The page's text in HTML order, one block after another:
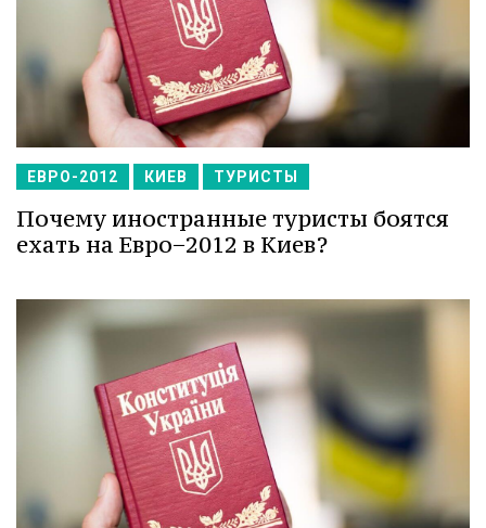
ЕВРО-2012 КИЕВ ТУРИСТЫ
Почему иностранные туристы боятся
ехать на Евро−2012 в Киев?